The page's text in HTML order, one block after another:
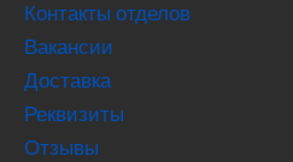
Контакты отделов
Вакансии
Доставка
Реквизиты
Отзывы